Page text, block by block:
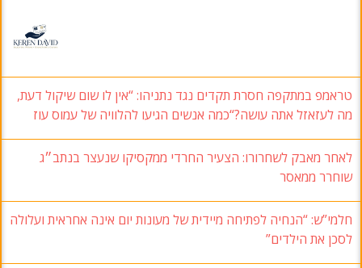
טראמפ במתקפה חסרת תקדים נגד נתניהו: “אין לו שום שיקול דעת,
מה לעזאזל אתה עושה?“כמה אנשים הגיעו להלוויה של עמוס עוז
לאחר מאבק לשחרורו: הצעיר החרדי ממקסיקו שנעצר בנתב״ג
שוחרר ממאסר
חלמי”ש: “הנחיה לפתיחה מיידית של מעונות יום אינה אחראית ועלולה
לסכן את הילדים”